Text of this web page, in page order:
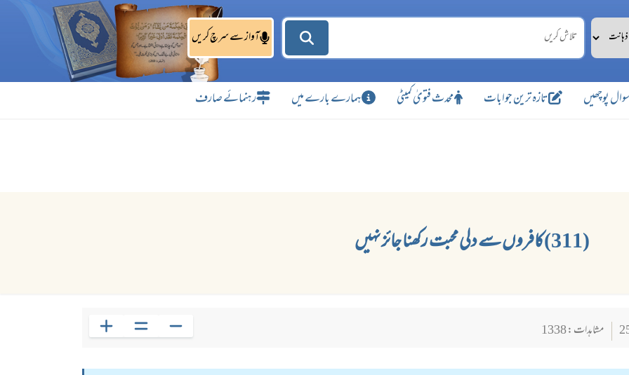
آواز سے سرچ کریں
پوچھیں تازہ ترین جوابات محدث فتویٰ کمیٹی ہمارے بارے میں رہنمائے صارف
(311)کافروں سے دلی محبت رکھنا جائز نہیں
مشاہدات : 1338